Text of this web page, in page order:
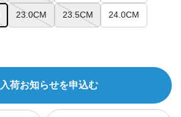
23.0CM 23.5CM 24.0CM
入荷お知らせを申込む